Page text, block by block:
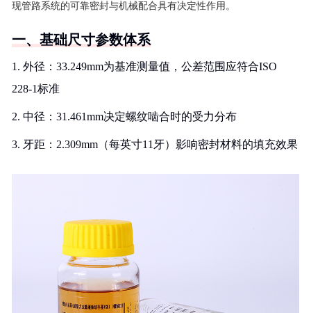
现管路系统的可靠密封与机械配合具有决定性作用。
一、基础尺寸参数体系
1. 外径：33.249mm为基准测量值，公差范围应符合ISO
228-1标准
2. 中径：31.461mm决定螺纹啮合时的受力分布
3. 牙距：2.309mm（每英寸11牙）影响密封材料的填充效果